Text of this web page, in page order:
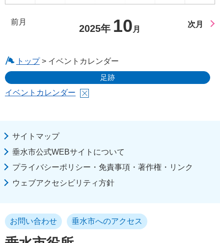
前月
2025年 10 月
次月
トップ> イベントカレンダー
足跡
イベントカレンダー
サイトマップ
垂水市公式WEBサイトについて
プライバシーポリシー・免責事項・著作権・リンク
ウェブアクセシビリティ方針
お問い合わせ 垂水市へのアクセス